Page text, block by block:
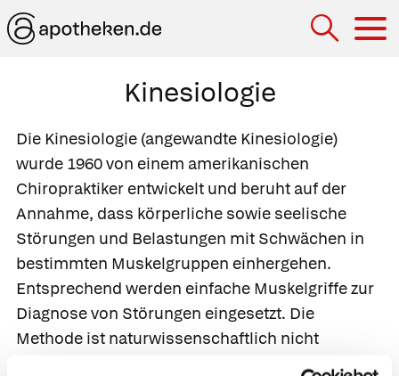
Kinesiologie
Die Kinesiologie (angewandte Kinesiologie)
wurde 1960 von einem amerikanischen
Chiropraktiker entwickelt und beruht auf der
Annahme, dass körperliche sowie seelische
Störungen und Belastungen mit Schwächen in
bestimmten Muskelgruppen einhergehen.
Entsprechend werden einfache Muskelgriffe zur
Diagnose von Störungen eingesetzt. Die
Methode ist naturwissenschaftlich nicht